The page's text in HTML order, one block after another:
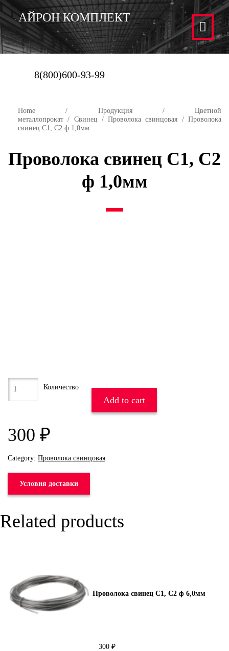
АЙРОН КОМПЛЕКТ
8(800)600-93-99
Home / Продукция/ Цветной
металлопрокат / Свинец /Проволока свинцовая / Проволока
свинец С1, С2 ф 1,0мм
Проволока свинец С1, С2
ф 1,0мм
300 ₽
Add to cart
Category: Проволока свинцовая
Условия доставки
Related products
Проволока свинец С1, С2 ф 6,0мм
300 ₽